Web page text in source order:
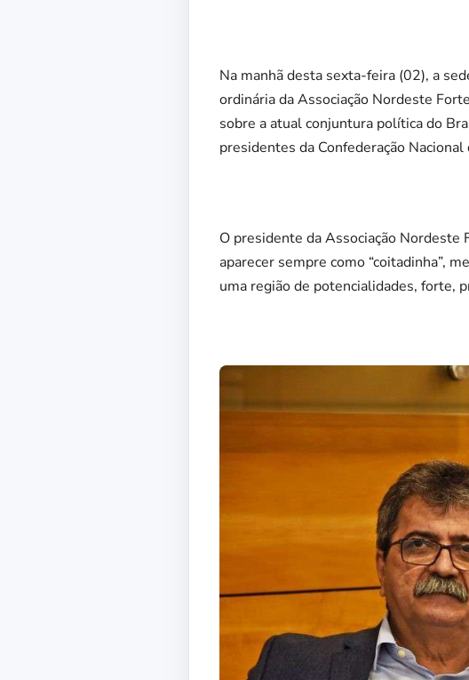
Na manhã desta sexta-feira (02), a
ordinária da Associação Nordeste
sobre a atual conjuntura política do
presidentes da Confederação
O presidente da Associação Nordeste
aparecer sempre como “coitadinha”,
uma região de potencialidades, forte,